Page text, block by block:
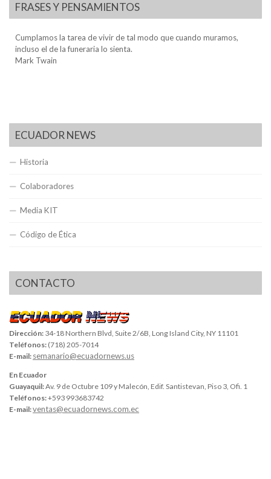
FRASES Y PENSAMIENTOS
Cumplamos la tarea de vivir de tal modo que cuando muramos,
incluso el de la funeraria lo sienta.
Mark Twain
ECUADOR NEWS
Historia
Colaboradores
Media KIT
Código de Ética
CONTACTO
Dirección: 34-18 Northern Blvd, Suite 2/6B, Long Island City, NY 11101
Teléfonos: (718) 205-7014
E-mail: semanario@ecuadornews.us
En Ecuador
Guayaquil:Av. 9 de Octubre 109 y Malecón, Edif. Santistevan, Piso 3, Ofi. 1
Teléfonos:+593 993683742
E-mail:ventas@ecuadornews.com.ec